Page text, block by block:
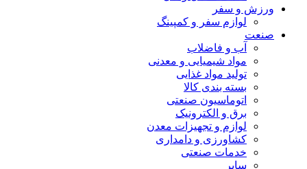
ورزش و سفر
لوازم سفر و کمپینگ
صنعت
آب و فاضلاب
مواد شیمیایی و معدنی
تولید مواد غذایی
بسته بندی کالا
اتوماسیون صنعتی
برق و الکترونیک
لوازم و تجهیزات معدن
کشاورزی و دامداری
خدمات صنعتی
سایر